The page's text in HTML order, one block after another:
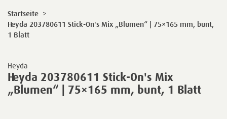
Heyda
Heyda 203780611 Stick-On's Mix
„Blumen“ | 75×165 mm, bunt, 1 Blatt
Startseite >
Heyda 203780611 Stick-On's Mix „Blumen“ | 75×165 mm, bunt,
1 Blatt